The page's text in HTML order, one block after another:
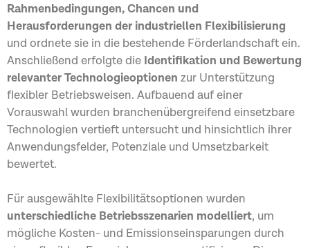
Rahmenbedingungen, Chancen und
Herausforderungen der industriellen Flexibilisierung
und ordnete sie in die bestehende Förderlandschaft ein.
Anschließend erfolgte die Identifikation und Bewertung
relevanter Technologieoptionen zur Unterstützung
flexibler Betriebsweisen. Aufbauend auf einer
Vorauswahl wurden branchenübergreifend einsetzbare
Technologien vertieft untersucht und hinsichtlich ihrer
Anwendungsfelder, Potenziale und Umsetzbarkeit
bewertet.
Für ausgewählte Flexibilitätsoptionen wurden
unterschiedliche Betriebsszenarien modelliert, um
mögliche Kosten- und Emissionseinsparungen durch